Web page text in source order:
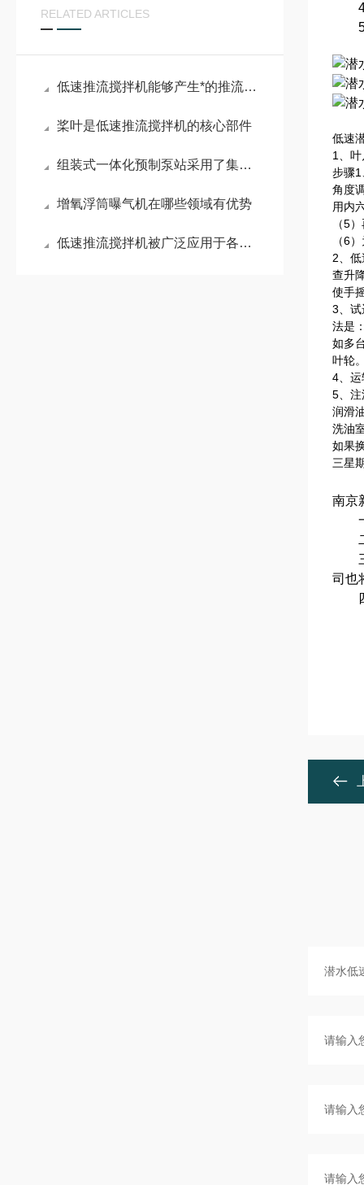
RELATED ARTICLES
低速推流搅拌机能够产生*的推流效应
桨叶是低速推流搅拌机的核心部件
组装式一体化预制泵站采用了集成化的设计理念
增氧浮筒曝气机在哪些领域有优势
低速推流搅拌机被广泛应用于各种规模的水处理项目中
4.
5.
低速
1、
步骤
角度
用内
（5
（6
2、
查升
使手
3、
法是
如多
叶轮
4、运
5、注
润滑
洗油
如果
三星
南京
一.
二.
三.
司也
四.